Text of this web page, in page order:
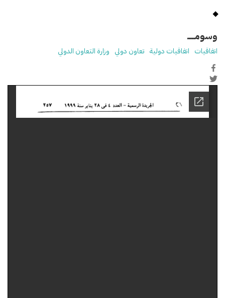
وسومـــــ
اتفاقيات اتفاقيات دولية تعاون دولي وزارة التعاون الدولي